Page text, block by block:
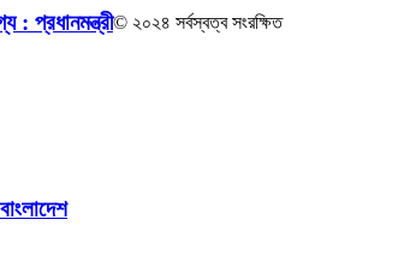
: প্রধানমন্ত্রী© ২০২৪ সর্বস্বত্ব সংরক্ষিত